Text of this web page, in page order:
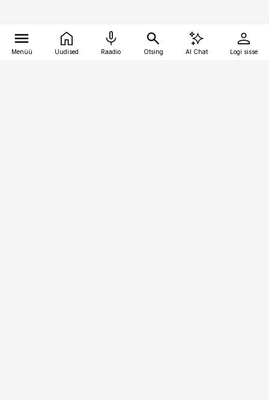
Menüü Uudised Raadio Otsing AI Chat Logi sisse